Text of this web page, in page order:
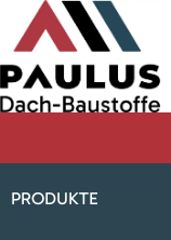
PRODUKTE